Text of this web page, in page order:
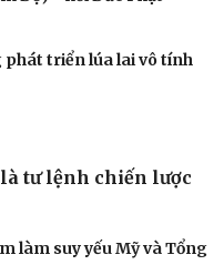
đối phó với Trung
đuối sức trước